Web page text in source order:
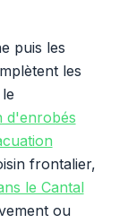
puis les
les
d'enrobés
frontalier,
le Cantal
ou